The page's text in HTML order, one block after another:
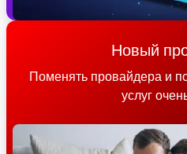
Новый
Поменять провайдера и
услуг